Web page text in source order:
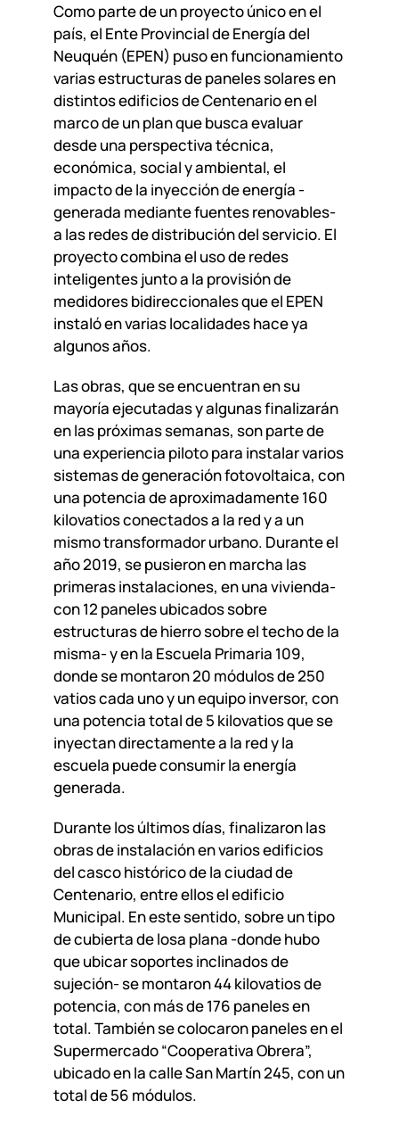
Como parte de un proyecto único en el
país, el Ente Provincial de Energía del
Neuquén (EPEN) puso en funcionamiento
varias estructuras de paneles solares en
distintos edificios de Centenario en el
marco de un plan que busca evaluar
desde una perspectiva técnica,
económica, social y ambiental, el
impacto de la inyección de energía -
generada mediante fuentes renovables-
a las redes de distribución del servicio. El
proyecto combina el uso de redes
inteligentes junto a la provisión de
medidores bidireccionales que el EPEN
instaló en varias localidades hace ya
algunos años.
Las obras, que se encuentran en su
mayoría ejecutadas y algunas finalizarán
en las próximas semanas, son parte de
una experiencia piloto para instalar varios
sistemas de generación fotovoltaica, con
una potencia de aproximadamente 160
kilovatios conectados a la red y a un
mismo transformador urbano. Durante el
año 2019, se pusieron en marcha las
primeras instalaciones, en una vivienda-
con 12 paneles ubicados sobre
estructuras de hierro sobre el techo de la
misma- y en la Escuela Primaria 109,
donde se montaron 20 módulos de 250
vatios cada uno y un equipo inversor, con
una potencia total de 5 kilovatios que se
inyectan directamente a la red y la
escuela puede consumir la energía
generada.
Durante los últimos días, finalizaron las
obras de instalación en varios edificios
del casco histórico de la ciudad de
Centenario, entre ellos el edificio
Municipal. En este sentido, sobre un tipo
de cubierta de losa plana -donde hubo
que ubicar soportes inclinados de
sujeción- se montaron 44 kilovatios de
potencia, con más de 176 paneles en
total. También se colocaron paneles en el
Supermercado “Cooperativa Obrera”,
ubicado en la calle San Martín 245, con un
total de 56 módulos.